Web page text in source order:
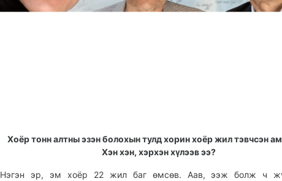
Хоёр тонн алтны эзэн болохын тулд хорин хоёр жил тэвчсэн
Хэн хэн, хэрхэн хүлээв ээ?
Нэгэн эр, эм хоёр 22 жил баг өмсөв. Аав, ээж болж ч